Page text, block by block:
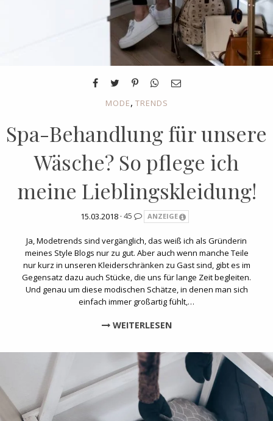
MODE, TRENDS
Spa-Behandlung für unsere
Wäsche? So pflege ich
meine Lieblingskleidung!
15.03.2018 · 45 ANZEIGE
Ja, Modetrends sind vergänglich, das weiß ich als Gründerin
meines Style Blogs nur zu gut. Aber auch wenn manche Teile
nur kurz in unseren Kleiderschränken zu Gast sind, gibt es im
Gegensatz dazu auch Stücke, die uns für lange Zeit begleiten.
Und genau um diese modischen Schätze, in denen man sich
einfach immer großartig fühlt,…
WEITERLESEN